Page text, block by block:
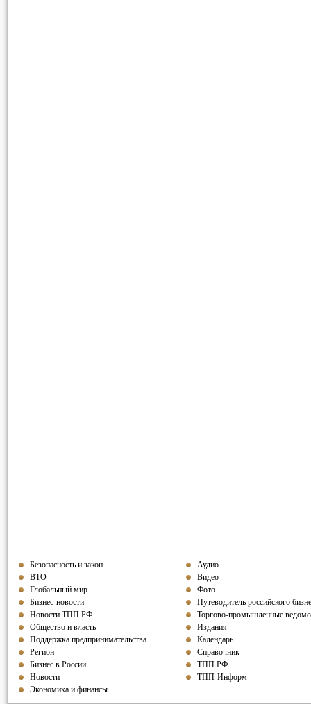
Безопасность и закон
ВТО
Глобальный мир
Бизнес-новости
Новости ТПП РФ
Общество и власть
Поддержка предпринимательства
Регион
Бизнес в России
Новости
Экономика и финансы
Аудио
Видео
Фото
Путеводитель российского
Торгово-промышленные
Издания
Календарь
Справочник
ТПП РФ
ТПП-Информ